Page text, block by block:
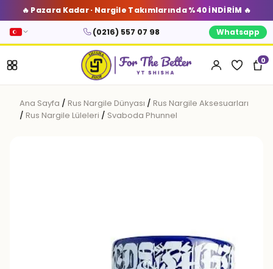
🔥 Pazara Kadar · Nargile Takımlarında %40 İNDİRİM 🔥
(0216) 557 07 98 Whatsapp
0
Ana Sayfa / Rus Nargile Dünyası / Rus Nargile Aksesuarları
/ Rus Nargile Lüleleri / Svaboda Phunnel